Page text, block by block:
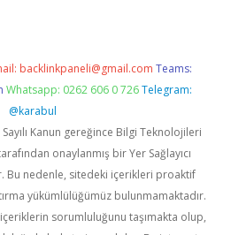
backlinkpaneli@gmail.com Teams:
Whatsapp: 0262 606 0 726 Telegram:
@karabul
Kanun gereğince Bilgi Teknolojileri
onaylanmış bir Yer Sağlayıcı
Bu nedenle, sitedeki içerikleri proaktif
yükümlülüğümüz bulunmamaktadır.
sorumluluğunu taşımakta olup,